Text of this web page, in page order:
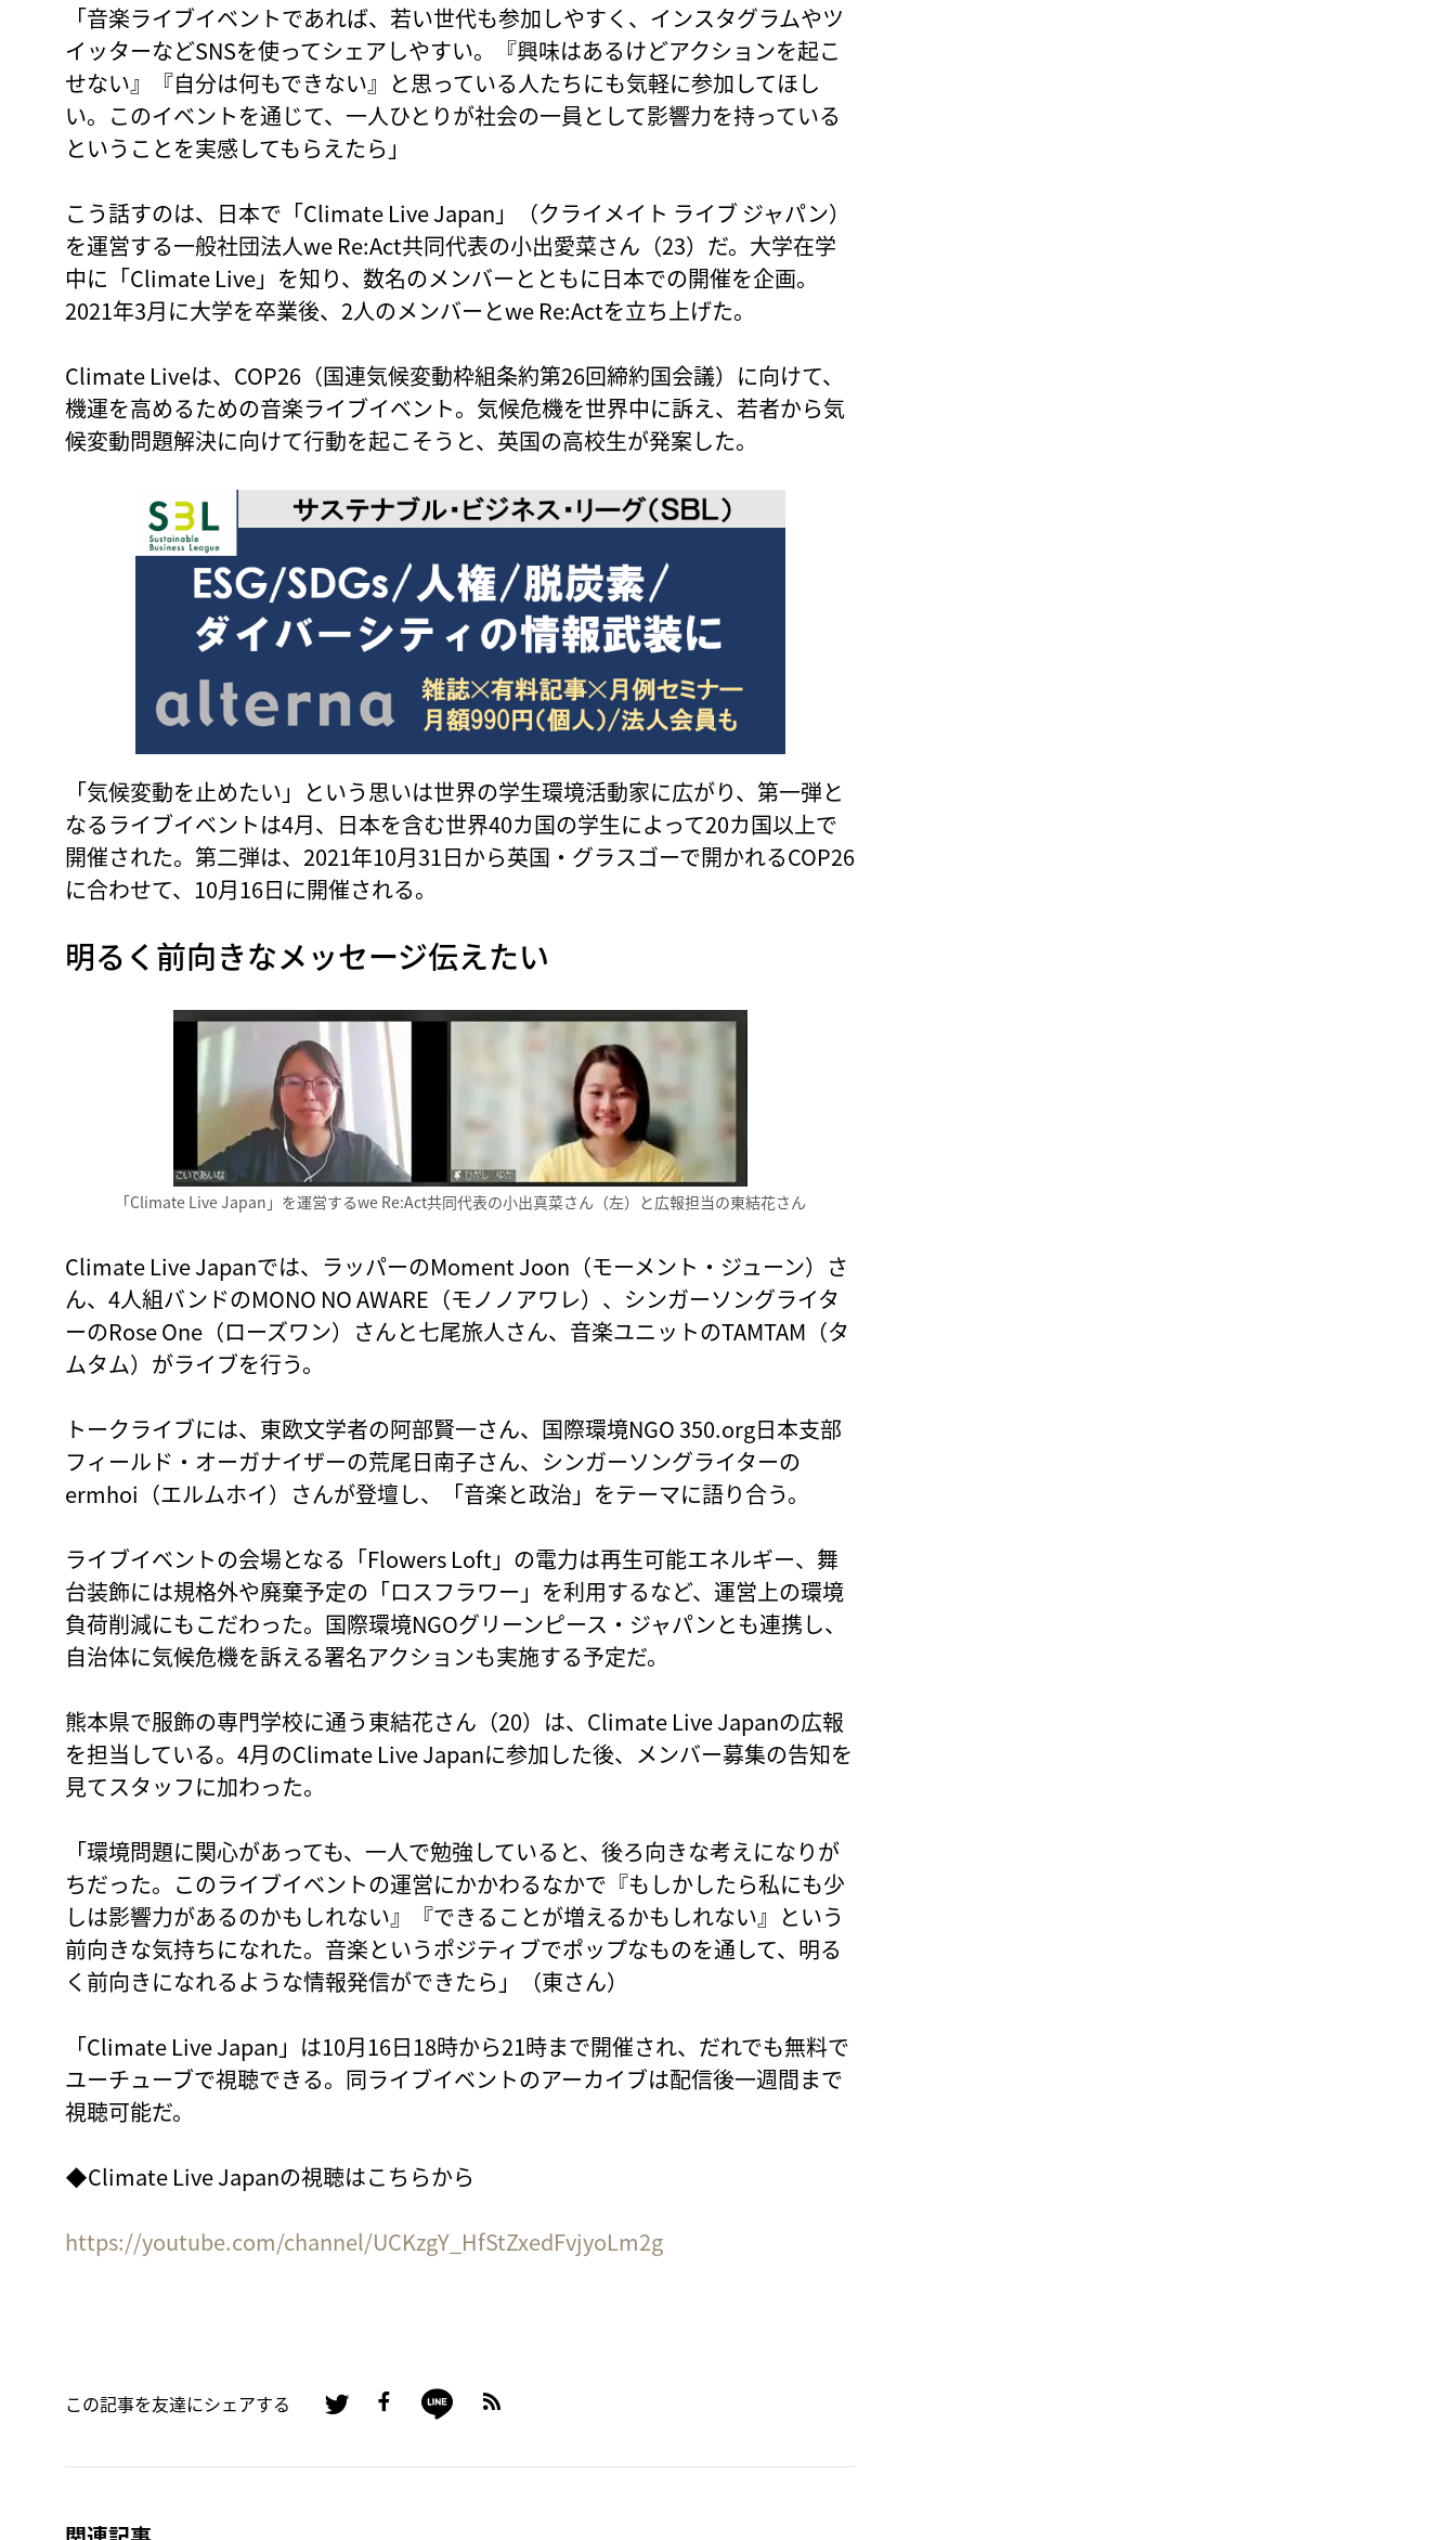
「音楽ライブイベントであれば、若い世代も参加しやすく、インスタグラムやツ
イッターなどSNSを使ってシェアしやすい。『興味はあるけどアクションを起こ
せない』『自分は何もできない』と思っている人たちにも気軽に参加してほし
い。このイベントを通じて、一人ひとりが社会の一員として影響力を持っている
ということを実感してもらえたら」
こう話すのは、日本で「Climate Live Japan」（クライメイト ライブ ジャパン）
を運営する一般社団法人we Re:Act共同代表の小出愛菜さん（23）だ。大学在学
中に「Climate Live」を知り、数名のメンバーとともに日本での開催を企画。
2021年3月に大学を卒業後、2人のメンバーとwe Re:Actを立ち上げた。
Climate Liveは、COP26（国連気候変動枠組条約第26回締約国会議）に向けて、
機運を高めるための音楽ライブイベント。気候危機を世界中に訴え、若者から気
候変動問題解決に向けて行動を起こそうと、英国の高校生が発案した。
「気候変動を止めたい」という思いは世界の学生環境活動家に広がり、第一弾と
なるライブイベントは4月、日本を含む世界40カ国の学生によって20カ国以上で
開催された。第二弾は、2021年10月31日から英国・グラスゴーで開かれるCOP26
に合わせて、10月16日に開催される。
明るく前向きなメッセージ伝えたい
「Climate Live Japan」を運営するwe Re:Act共同代表の小出真菜さん（左）と広報担当の東結花さん
Climate Live Japanでは、ラッパーのMoment Joon（モーメント・ジューン）さ
ん、4人組バンドのMONO NO AWARE（モノノアワレ）、シンガーソングライタ
ーのRose One（ローズワン）さんと七尾旅人さん、音楽ユニットのTAMTAM（タ
ムタム）がライブを行う。
トークライブには、東欧文学者の阿部賢一さん、国際環境NGO 350.org日本支部
フィールド・オーガナイザーの荒尾日南子さん、シンガーソングライターの
ermhoi（エルムホイ）さんが登壇し、「音楽と政治」をテーマに語り合う。
ライブイベントの会場となる「Flowers Loft」の電力は再生可能エネルギー、舞
台装飾には規格外や廃棄予定の「ロスフラワー」を利用するなど、運営上の環境
負荷削減にもこだわった。国際環境NGOグリーンピース・ジャパンとも連携し、
自治体に気候危機を訴える署名アクションも実施する予定だ。
熊本県で服飾の専門学校に通う東結花さん（20）は、Climate Live Japanの広報
を担当している。4月のClimate Live Japanに参加した後、メンバー募集の告知を
見てスタッフに加わった。
「環境問題に関心があっても、一人で勉強していると、後ろ向きな考えになりが
ちだった。このライブイベントの運営にかかわるなかで『もしかしたら私にも少
しは影響力があるのかもしれない』『できることが増えるかもしれない』という
前向きな気持ちになれた。音楽というポジティブでポップなものを通して、明る
く前向きになれるような情報発信ができたら」（東さん）
「Climate Live Japan」は10月16日18時から21時まで開催され、だれでも無料で
ユーチューブで視聴できる。同ライブイベントのアーカイブは配信後一週間まで
視聴可能だ。
◆Climate Live Japanの視聴はこちらから
https://youtube.com/channel/UCKzgY_HfStZxedFvjyoLm2g
この記事を友達にシェアする